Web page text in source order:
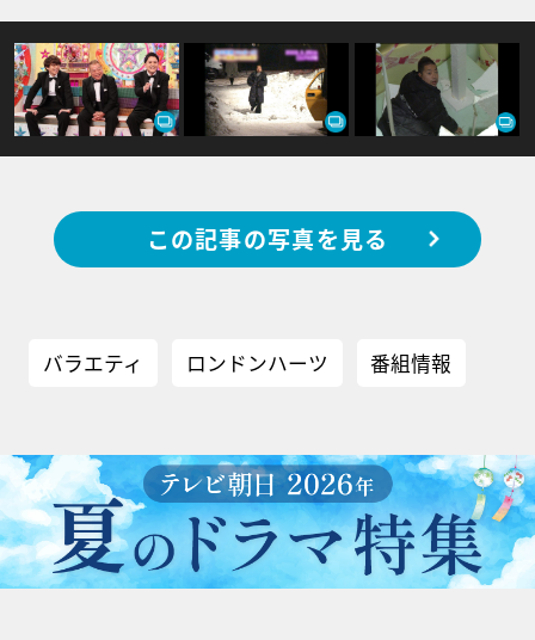
この記事の写真を見る
バラエティ ロンドンハーツ 番組情報